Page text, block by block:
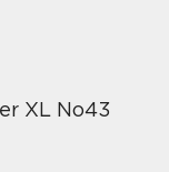
XL No43